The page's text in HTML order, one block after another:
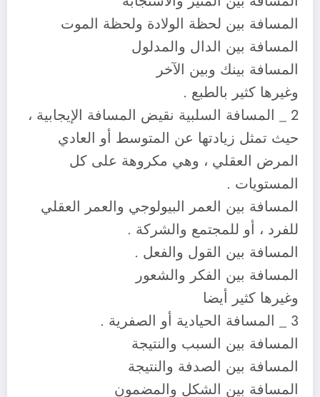
المسافة بين لحظة الولادة ولحظة الموت
المسافة بين الدال والمدلول
المسافة بينك وبين الآخر
وغيرها كثير بالطبع .
2 _ المسافة السلبية نقيض المسافة الإيجابية ،
حيث تمثل زيادتها عن المتوسط أو العادي
المرض العقلي ، وهي مكروهة على كل
المستويات .
المسافة بين العمر البيولوجي والعمر العقلي
للفرد ، أو للمجتمع والشركة .
المسافة بين القول والفعل .
المسافة بين الفكر والشعور
وغيرها كثير أيضا
3 _ المسافة الحيادية أو الصفرية .
المسافة بين السبب والنتيجة
المسافة بين الصدفة والنتيجة
المسافة بين الشكل والمضمون